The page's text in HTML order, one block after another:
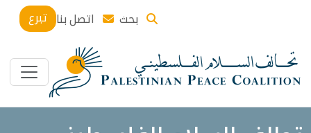
بحث اتصل بنا تبرع